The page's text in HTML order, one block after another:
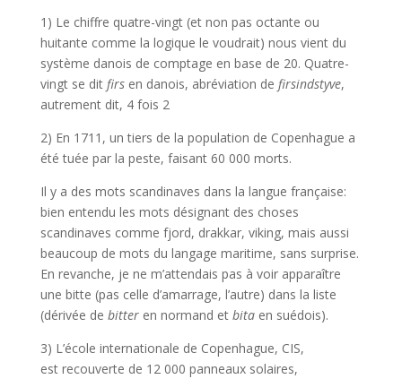
1) Le chiffre quatre-vingt (et non pas octante ou
huitante comme la logique le voudrait) nous vient du
système danois de comptage en base de 20. Quatre-
vingt se dit firs en danois, abréviation de firsindstyve,
autrement dit, 4 fois 2
2) En 1711, un tiers de la population de Copenhague a
été tuée par la peste, faisant 60 000 morts.
Il y a des mots scandinaves dans la langue française:
bien entendu les mots désignant des choses
scandinaves comme fjord, drakkar, viking, mais aussi
beaucoup de mots du langage maritime, sans surprise.
En revanche, je ne m’attendais pas à voir apparaître
une bitte (pas celle d’amarrage, l’autre) dans la liste
(dérivée de bitteren normand et bitaen suédois).
3) L’école internationale de Copenhague, CIS,
est recouverte de 12 000 panneaux solaires,